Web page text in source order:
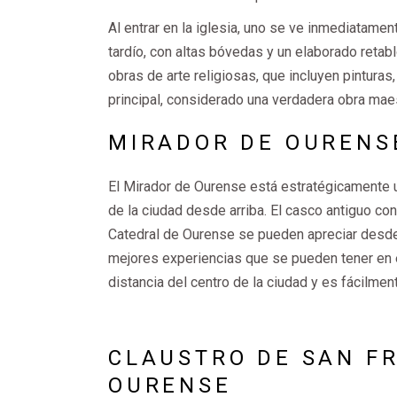
Al entrar en la iglesia, uno se ve
tardío, con altas bóvedas y un elaborado
obras de arte religiosas, que incluyen
principal, considerado una verdadera obra
MIRADOR DE
El Mirador de Ourense está
de la ciudad desde arriba. El casco antiguo
Catedral de Ourense se pueden apreciar
mejores experiencias que se pueden tener
distancia del centro de la ciudad y es
CLAUSTRO DE SAN
OURENSE